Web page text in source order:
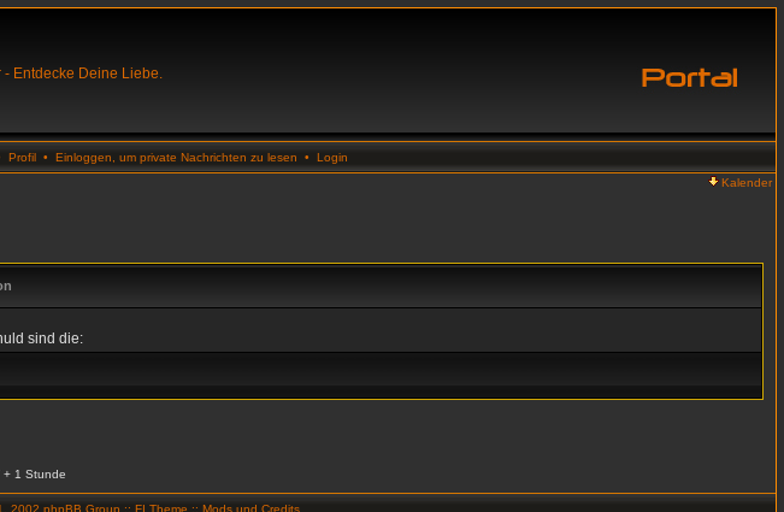
Profil • Einloggen, um private Nachrichten zu lesen • Login
Kalender
sind die:
+ 1 Stunde
2002 phpBB Group :: FI Theme :: Mods und Credits